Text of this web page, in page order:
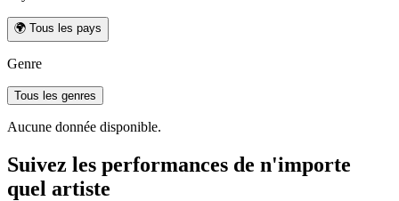
🌍 Tous les pays
Genre
Tous les genres
Aucune donnée disponible.
Suivez les performances de n'importe
quel artiste